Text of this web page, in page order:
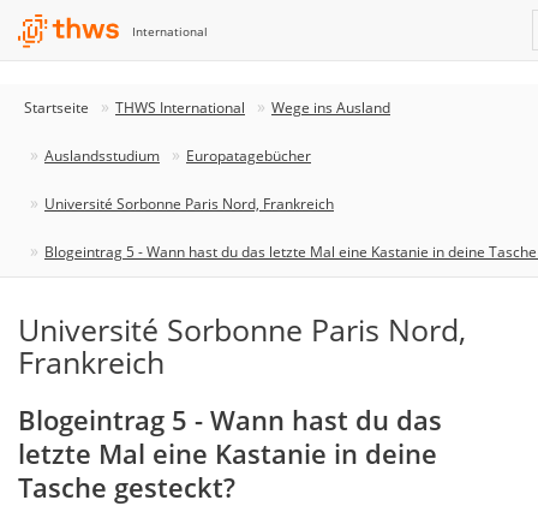
International
Startseite THWS International Wege ins Ausland
Auslandsstudium Europatagebücher
Université Sorbonne Paris Nord, Frankreich
Blogeintrag 5 - Wann hast du das letzte Mal eine Kastanie in deine
Université Sorbonne Paris Nord,
Frankreich
Blogeintrag 5 - Wann hast du das
letzte Mal eine Kastanie in deine
Tasche gesteckt?